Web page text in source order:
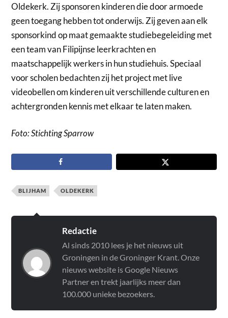
Oldekerk. Zij sponsoren kinderen die door armoede
geen toegang hebben tot onderwijs. Zij geven aan elk
sponsorkind op maat gemaakte studiebegeleiding met
een team van Filipijnse leerkrachten en
maatschappelijk werkers in hun studiehuis. Speciaal
voor scholen bedachten zij het project met live
videobellen om kinderen uit verschillende culturen en
achtergronden kennis met elkaar te laten maken.
Foto: Stichting Sparrow
BLIJHAM OLDEKERK
Redactie
Al sinds 2010 lees je het nieuws uit
Groningen in de Groninger Krant. Onze
nieuws website is Google Nieuws
Partner en trekt jaarlijks meer dan
100.000 unieke bezoekers.